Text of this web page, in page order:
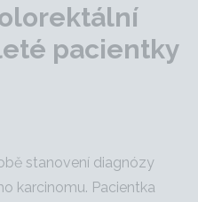
pacientky
stanovení diagnózy
karcinomu. Pacientka